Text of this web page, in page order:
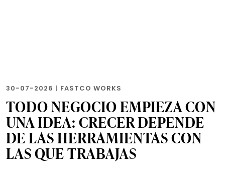
30-07-2026 | FASTCO WORKS
TODO NEGOCIO EMPIEZA CON
UNA IDEA: CRECER DEPENDE
DE LAS HERRAMIENTAS CON
LAS QUE TRABAJAS